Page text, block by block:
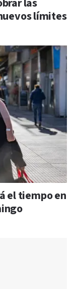
las
límites
el tiempo en